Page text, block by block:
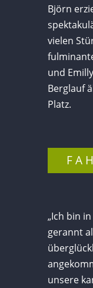
Björn
vielen
und
Berglauf
Platz.
„Ich bin
gerannt
unsere